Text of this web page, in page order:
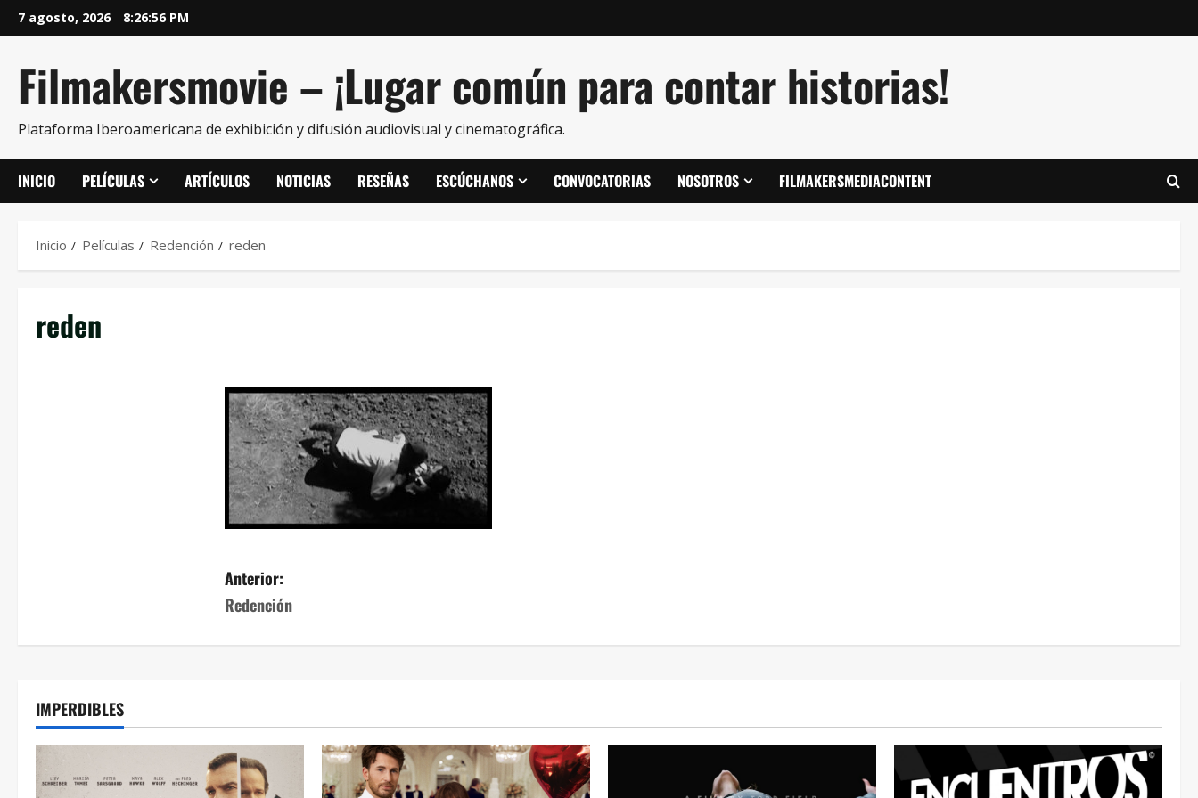
7 agosto, 2026 8:26:56 PM
Filmakersmovie – ¡Lugar común para contar historias!
Plataforma Iberoamericana de exhibición y difusión audiovisual y cinematográfica.
INICIO PELÍCULAS ARTÍCULOS NOTICIAS RESEÑAS ESCÚCHANOS CONVOCATORIAS NOSOTROS FILMAKERSMEDIACONTENT
Inicio Películas Redención reden
reden
Anterior:
Redención
IMPERDIBLES